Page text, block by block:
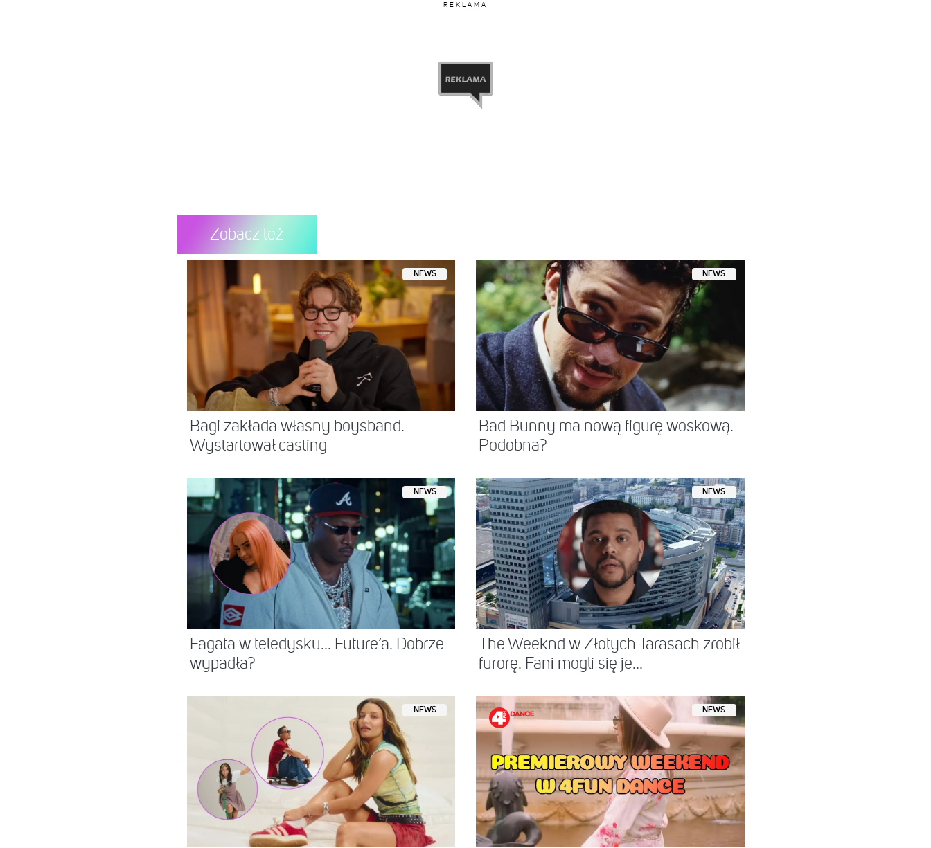
REKLAMA
Zobacz też
NEWS
Bagi zakłada własny boysband.
Wystartował casting
NEWS
Bad Bunny ma nową figurę woskową.
Podobna?
NEWS
Fagata w teledysku… Future’a. Dobrze
wypadła?
NEWS
The Weeknd w Złotych Tarasach zrobił
furorę. Fani mogli się je...
NEWS NEWS